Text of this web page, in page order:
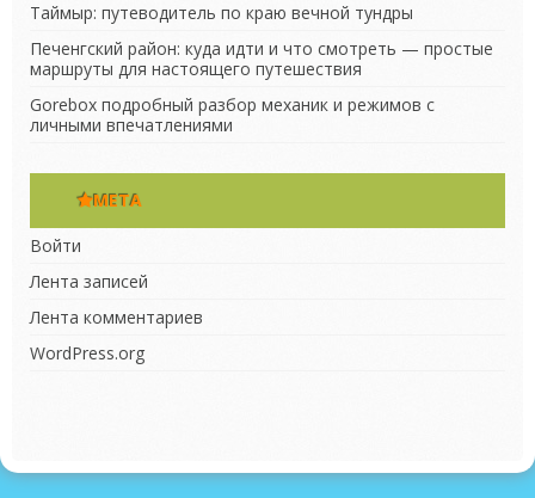
Таймыр: путеводитель по краю вечной тундры
Печенгский район: куда идти и что смотреть — простые
маршруты для настоящего путешествия
Gorebox подробный разбор механик и режимов с
личными впечатлениями
МЕТА
Войти
Лента записей
Лента комментариев
WordPress.org